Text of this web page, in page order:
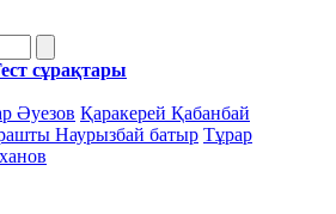
сұрақтары
Әуезов Қаракерей Қабанбай
Наурызбай батыр Тұрар